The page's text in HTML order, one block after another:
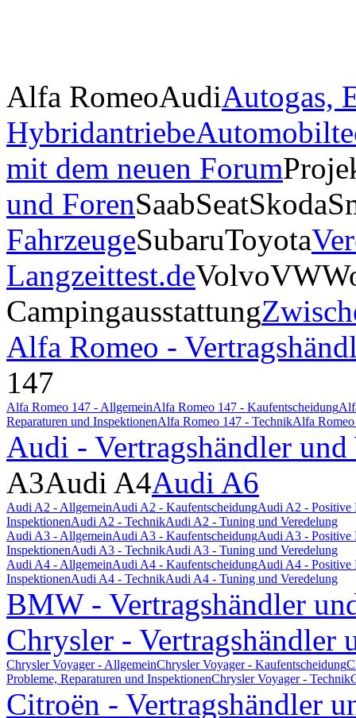
Alfa RomeoAudiAutogas,
Hybridantriebe
mit dem neuen Forum
und ForenSaabSeatSkoda
FahrzeugeSubaruToyota
Langzeittest.deVolvoVW
Campingausstattung
Alfa Romeo -
147
Alfa Romeo 147 - AllgemeinAlfa Romeo 147 - Kaufentscheidung
Reparaturen und InspektionenAlfa Romeo 147 - TechnikAlfa
Audi - Vertragshändler und
A3Audi A4Audi A6
Audi A2 - AllgemeinAudi A2 - KaufentscheidungAudi A2 - Positive
InspektionenAudi A2 - TechnikAudi A2 - Tuning und Veredelung
Audi A3 - AllgemeinAudi A3 - KaufentscheidungAudi A3 - Positive
InspektionenAudi A3 - TechnikAudi A3 - Tuning und Veredelung
Audi A4 - AllgemeinAudi A4 - KaufentscheidungAudi A4 - Positive
InspektionenAudi A4 - TechnikAudi A4 - Tuning und Veredelung
BMW - Vertragshändler
Chrysler - Vertragshändler
Chrysler Voyager - AllgemeinChrysler Voyager - Kaufentscheidung
Probleme, Reparaturen und InspektionenChrysler Voyager - Technik
Citroën - Vertragshändler